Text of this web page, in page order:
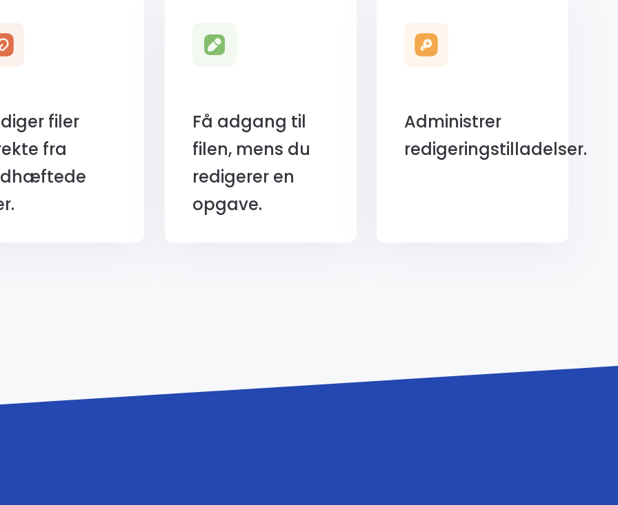
filer
fra
Få adgang til
filen, mens du
redigerer en
opgave.
Administrer
redigeringstilladelser.